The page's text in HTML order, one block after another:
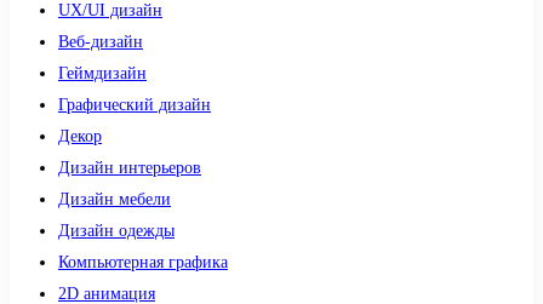
UX/UI дизайн
Веб-дизайн
Геймдизайн
Графический дизайн
Декор
Дизайн интерьеров
Дизайн мебели
Дизайн одежды
Компьютерная графика
2D анимация